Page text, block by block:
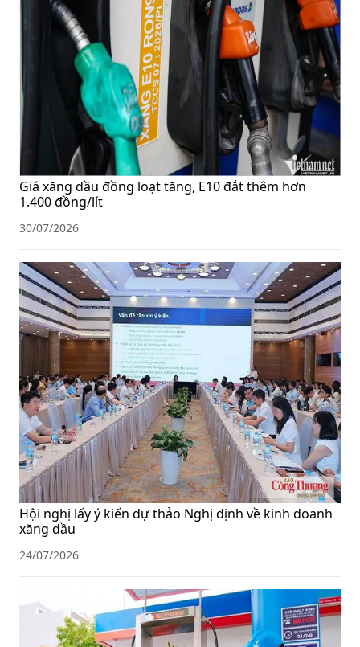
Giá xăng dầu đồng loạt tăng, E10 đắt thêm hơn
1.400 đồng/lít
30/07/2026
Hội nghị lấy ý kiến dự thảo Nghị định về kinh doanh
xăng dầu
24/07/2026